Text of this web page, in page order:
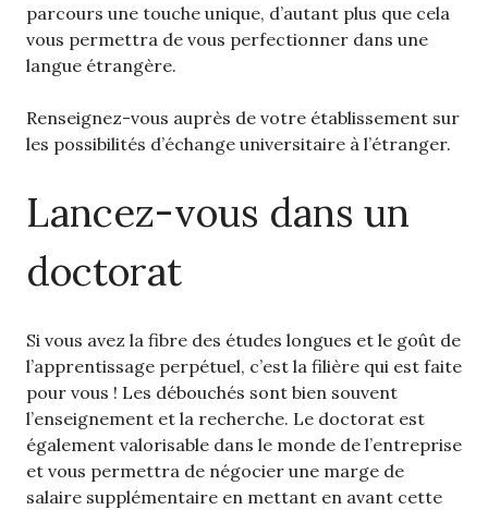
parcours une touche unique, d’autant plus que cela
vous permettra de vous perfectionner dans une
langue étrangère.
Renseignez-vous auprès de votre établissement sur
les possibilités d’échange universitaire à l’étranger.
Lancez-vous dans un
doctorat
Si vous avez la fibre des études longues et le goût de
l’apprentissage perpétuel, c’est la filière qui est faite
pour vous ! Les débouchés sont bien souvent
l’enseignement et la recherche. Le doctorat est
également valorisable dans le monde de l’entreprise
et vous permettra de négocier une marge de
salaire supplémentaire en mettant en avant cette